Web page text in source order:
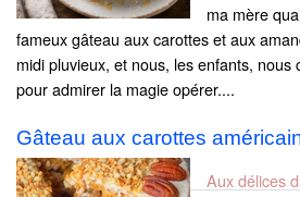
ma mère
fameux gâteau aux carottes et aux
midi pluvieux, et nous, les enfants,
pour admirer la magie opérer....
Gâteau aux carottes
Aux délices